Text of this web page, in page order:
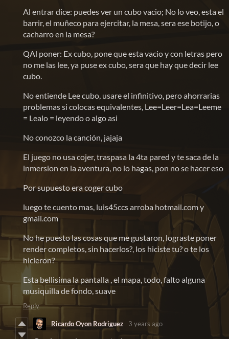
Al entrar dice: puedes ver un cubo vacio; No lo veo, esta el
barrir, el muñeco para ejercitar, la mesa, sera ese botijo, o
cacharro en la mesa?
QAl poner: Ex cubo, pone que esta vacio y con letras pero
no me las lee, ya puse ex cubo, sera que hay que decir lee
cubo.
No entiende Lee cubo, usare el infinitivo, pero ahorrarias
problemas si colocas equivalentes, Lee=Leer=Lea=Leeme
= Lealo = leyendo o algo asi
No conozco la canción, jajaja
El juego no usa cojer, traspasa la 4ta pared y te saca de la
inmersion en la aventura, no lo hagas, pon no se hacer eso
Por supuesto era coger cubo
luego te cuento mas, luis45ccs arroba hotmail.com y
gmail.com
No he puesto las cosas que me gustaron, lograste poner
render completos, sin hacerlos?, los hiciste tu? o te los
hicieron?
Esta bellisima la pantalla , el mapa, todo, falto alguna
musiquilla de fondo, suave
Reply
Ricardo Oyon Rodriguez 3 years ago